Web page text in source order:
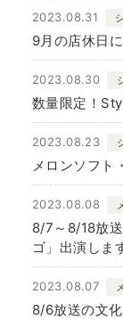
2023.08.31
9月の店休日
2023.08.30
数量限定！
2023.08.23
メロンソフト
2023.08.08
8/7～8/18放
ゴ」出演しま
2023.08.07
8/6放送の文